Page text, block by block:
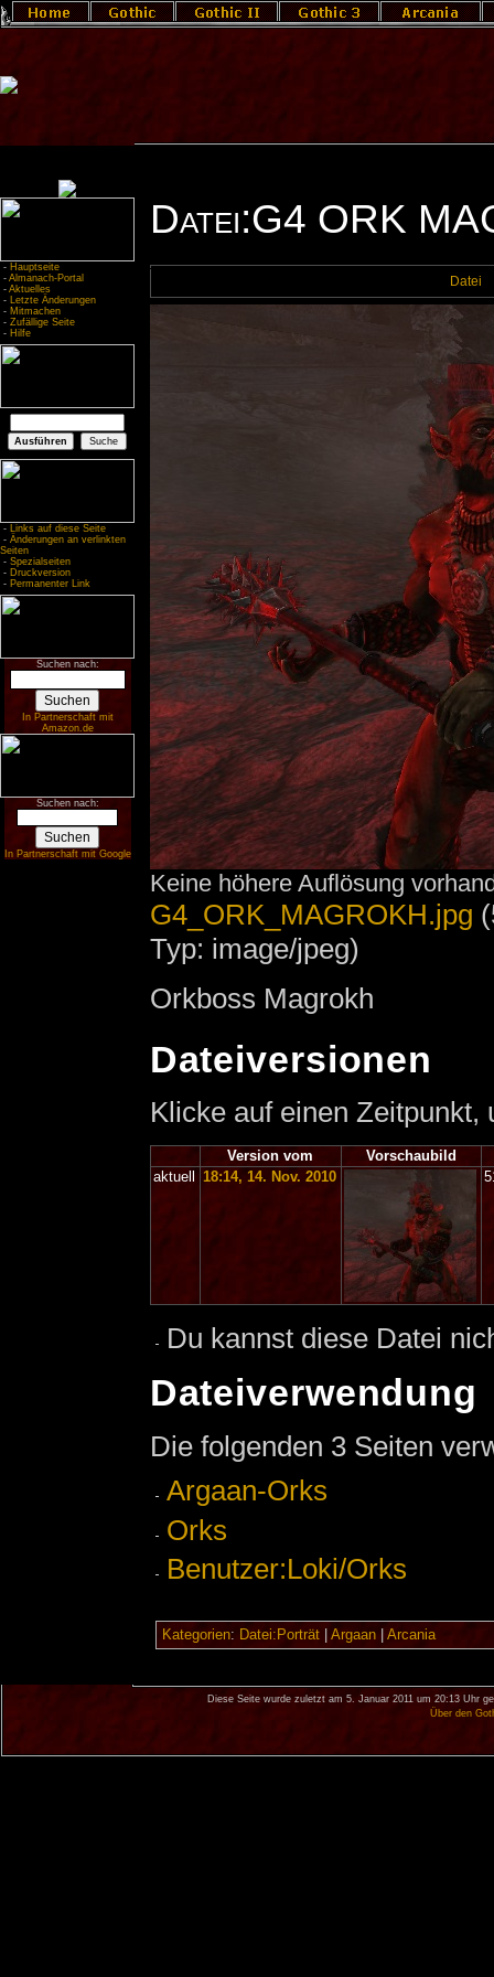
- Hauptseite
- Almanach-Portal
- Aktuelles
- Letzte Änderungen
- Mitmachen
- Zufällige Seite
- Hilfe
- Links auf diese Seite
- Änderungen an verlinkten
Seiten
- Spezialseiten
- Druckversion
- Permanenter Link
Suchen nach:
In Partnerschaft mit
Amazon.de
Suchen nach:
In Partnerschaft mit Google
Datei:G4 ORK
Datei
Keine höhere Auflösung
G4_ORK_MAGROKH.jpg
Typ: image/jpeg)
Orkboss Magrokh
Dateiversionen
Klicke auf einen
Version vom
Vorschaubild
aktuell
18:14, 14. Nov. 2010
Du kannst diese Datei
Dateiverwendung
Die folgenden 3 Seiten
Argaan-Orks
Orks
Benutzer:Loki/Orks
Kategorien: Datei:Porträt| Argaan| Arcania
Diese Seite wurde zuletzt am 5. Januar 2011 um 20:13 Uhr
Über den